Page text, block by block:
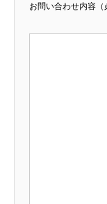
お問い合わせ内容（